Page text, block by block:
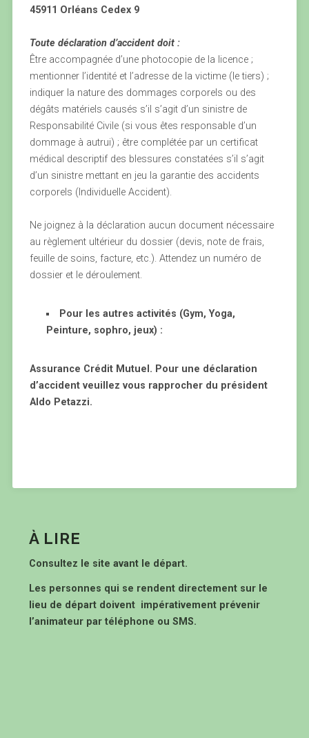
45911 Orléans Cedex 9
Toute déclaration d’accident doit :
Être accompagnée d’une photocopie de la licence ;
mentionner l’identité et l’adresse de la victime (le tiers) ;
indiquer la nature des dommages corporels ou des
dégâts matériels causés s’il s’agit d’un sinistre de
Responsabilité Civile (si vous êtes responsable d’un
dommage à autrui) ; être complétée par un certificat
médical descriptif des blessures constatées s’il s’agit
d’un sinistre mettant en jeu la garantie des accidents
corporels (Individuelle Accident).
Ne joignez à la déclaration aucun document nécessaire
au règlement ultérieur du dossier (devis, note de frais,
feuille de soins, facture, etc.). Attendez un numéro de
dossier et le déroulement.
Pour les autres activités (Gym, Yoga,
Peinture, sophro, jeux) :
Assurance Crédit Mutuel. Pour une déclaration
d’accident veuillez vous rapprocher du président
Aldo Petazzi.
À LIRE
Consultez le site avant le départ.
Les personnes qui se rendent directement sur le
lieu de départ doivent impérativement prévenir
l’animateur par téléphone ou SMS.